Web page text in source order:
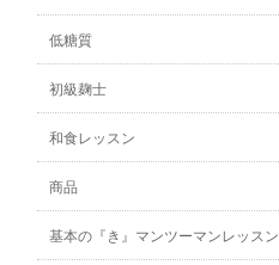
低糖質
初級麹士
和食レッスン
商品
基本の『き』マンツーマンレッスン